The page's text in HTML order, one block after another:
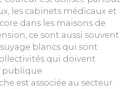
les cabinets médicaux et
dans les maisons de
ce sont aussi souvent
blancs qui sont
qui doivent
publique.
est associée au secteur